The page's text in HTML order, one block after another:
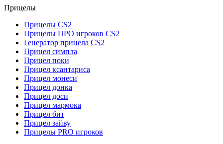
Прицелы
Прицелы CS2
Прицелы ПРО игроков CS2
Генератор прицела CS2
Прицел симпла
Прицел поки
Прицел ксантариса
Прицел монеси
Прицел донка
Прицел доси
Прицел мармока
Прицел бит
Прицел зайву
Прицелы PRO игроков